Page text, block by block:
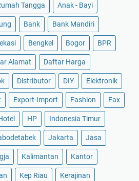
Tangga Anak - Bayi
Bank Bank Mandiri
Bengkel Bogor BPR
Alamat Daftar Harga
Distributor DIY Elektronik
Export-Import Fashion Fax
HP Indonesia Timur
Jakarta Jasa
Kalimantan Kantor
Kep Riau Kerajinan